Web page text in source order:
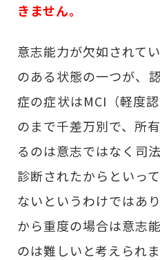
きません。
意志能力が欠如されて
のある状態の一つが、
症の症状はMCI（軽度
のまで千差万別で、所
るのは意志ではなく司
診断されたからといっ
ないというわけではあ
から重度の場合は意志
のは難しいと考えられま